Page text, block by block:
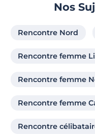
Nos
Rencontre Nord
Rencontre femme
Rencontre femme
Rencontre femme
Rencontre